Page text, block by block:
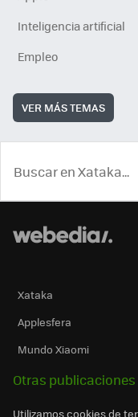
Inteligencia artificial
Empleo
VER MÁS TEMAS
Xataka
Applesfera
Mundo Xiaomi
Otras publicaciones
Utilizamos cookies de